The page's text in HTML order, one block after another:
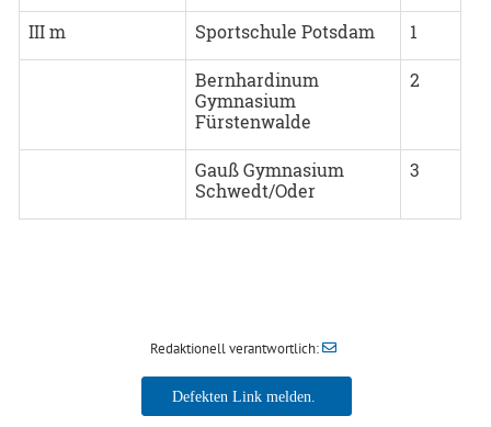
III m Sportschule Potsdam 1
Bernhardinum
Gymnasium
Fürstenwalde
2
Gauß Gymnasium
Schwedt/Oder
3
Redaktionell verantwortlich: